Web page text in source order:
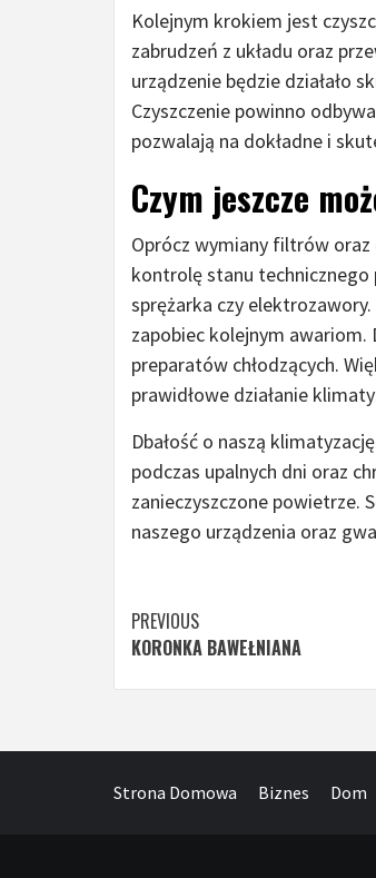
Kolejnym krokiem jest
zabrudzeń z układu oraz
urządzenie będzie działało
Czyszczenie powinno
pozwalają na dokładne i
Czym jeszcze
Oprócz wymiany filtrów
kontrolę stanu technicznego
sprężarka czy
zapobiec kolejnym
preparatów chłodzących.
prawidłowe działanie
Dbałość o naszą
podczas upalnych dni oraz
zanieczyszczone powietrze.
naszego urządzenia oraz
Continue
Reading
PREVIOUS
KORONKA BAWEŁNIANA
Strona Domowa Biznes Dom